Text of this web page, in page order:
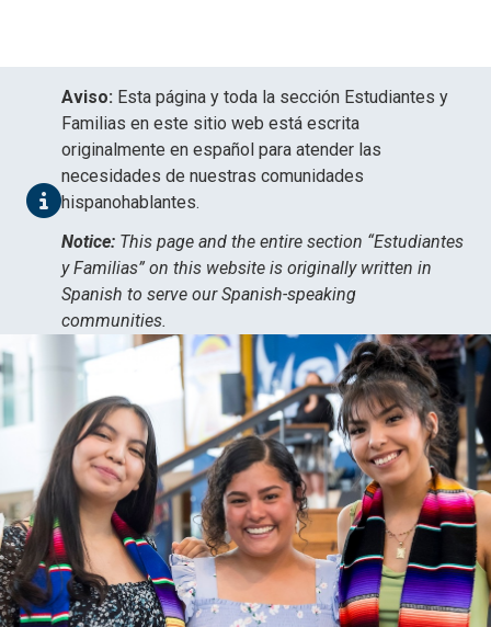
site
navigation
content
Aviso: Esta página y toda la sección Estudiantes y
Familias en este sitio web está escrita
originalmente en español para atender las
necesidades de nuestras comunidades
hispanohablantes.
Notice: This page and the entire section “Estudiantes
y Familias” on this website is originally written in
Spanish to serve our Spanish-speaking
communities.